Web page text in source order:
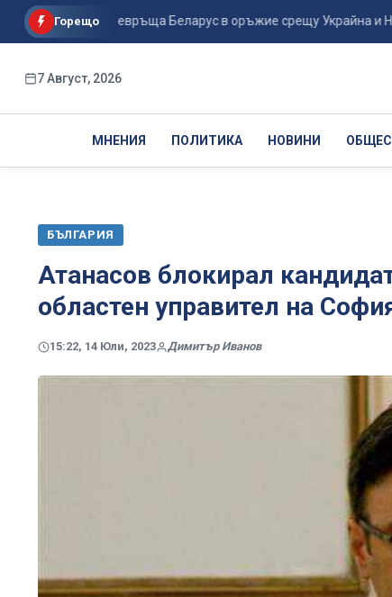
Горещо
Кремъл превръща Беларус в оръжие срещу Украйна и НАТО...
7 Август, 2026
МНЕНИЯ ПОЛИТИКА НОВИНИ
БЪЛГАРИЯ
Атанасов блокирал
областен управител на
15:22, 14 Юли, 2023 Димитър Иванов